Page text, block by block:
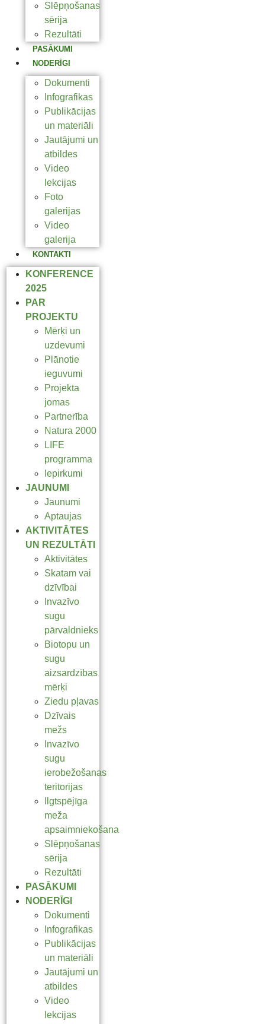
Slēpņošanas
sērija
Rezultāti
PASĀKUMI
NODERĪGI
Dokumenti
Infografikas
Publikācijas
un materiāli
Jautājumi un
atbildes
Video
lekcijas
Foto
galerijas
Video
galerija
KONTAKTI
KONFERENCE
2025
PAR
PROJEKTU
Mērķi un
uzdevumi
Plānotie
ieguvumi
Projekta
jomas
Partnerība
Natura 2000
LIFE
programma
Iepirkumi
JAUNUMI
Jaunumi
Aptaujas
AKTIVITĀTES
UN REZULTĀTI
Aktivitātes
Skatam vai
dzīvībai
Invazīvo
sugu
pārvaldnieks
Biotopu un
sugu
aizsardzības
mērķi
Ziedu pļavas
Dzīvais
mežs
Invazīvo
sugu
ierobežošanas
teritorijas
Ilgtspējīga
meža
apsaimniekošana
Slēpņošanas
sērija
Rezultāti
PASĀKUMI
NODERĪGI
Dokumenti
Infografikas
Publikācijas
un materiāli
Jautājumi un
atbildes
Video
lekcijas